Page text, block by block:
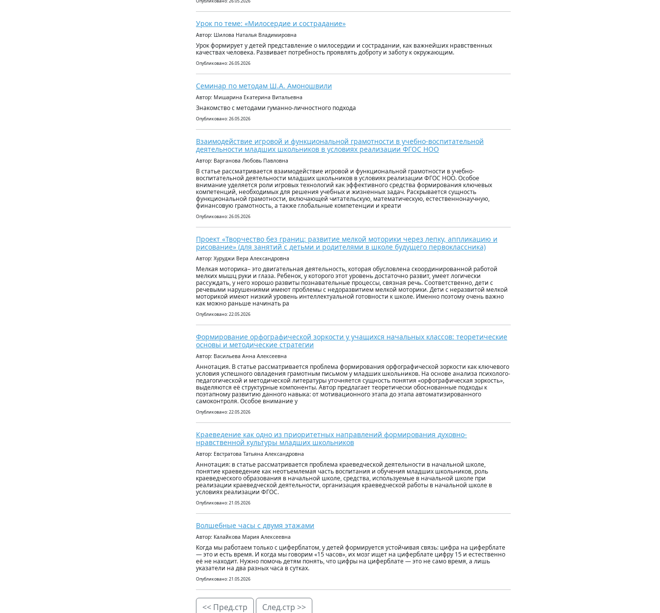
Урок по теме: «Милосердие и сострадание»
Автор: Шилова Наталья Владимировна
Урок формирует у детей представление о милосердии и сострадании, как важнейших нравственных
качествах человека. Развивает потребность проявлять доброту и заботу к окружающим.
Опубликовано: 26.05.2026
Cеминар по методам Ш.А. Амоношвили
Автор: Мишарина Екатерина Витальевна
Знакомство с методами гуманно-личностного подхода
Опубликовано: 26.05.2026
Взаимодействие игровой и функциональной грамотности в учебно-воспитательной
деятельности младших школьников в условиях реализации ФГОС НОО
Автор: Варганова Любовь Павловна
В статье рассматривается взаимодействие игровой и функциональной грамотности в учебно-
воспитательной деятельности младших школьников в условиях реализации ФГОС НОО. Особое
внимание уделяется роли игровых технологий как эффективного средства формирования ключевых
компетенций, необходимых для решения учебных и жизненных задач. Раскрывается сущность
функциональной грамотности, включающей читательскую, математическую, естественнонаучную,
финансовую грамотность, а также глобальные компетенции и креати
Опубликовано: 26.05.2026
Проект «Творчество без границ: развитие мелкой моторики через лепку, аппликацию и
рисование» (для занятий с детьми и родителями в школе будущего первоклассника)
Автор: Хуруджи Вера Александровна
Мелкая моторика– это двигательная деятельность, которая обусловлена скоординированной работой
мелких мышц руки и глаза. Ребенок, у которого этот уровень достаточно развит, умеет логически
рассуждать, у него хорошо развиты познавательные процессы, связная речь. Соответственно, дети с
речевыми нарушениями имеют проблемы с недоразвитием мелкой моторики. Дети с неразвитой мелкой
моторикой имеют низкий уровень интеллектуальной готовности к школе. Именно поэтому очень важно
как можно раньше начинать ра
Опубликовано: 22.05.2026
Формирование орфографической зоркости у учащихся начальных классов: теоретические
основы и методические стратегии
Автор: Васильева Анна Алексеевна
Аннотация. В статье рассматривается проблема формирования орфографической зоркости как ключевого
условия успешного овладения грамотным письмом у младших школьников. На основе анализа психолого-
педагогической и методической литературы уточняется сущность понятия «орфографическая зоркость»,
выделяются её структурные компоненты. Автор предлагает теоретически обоснованные подходы к
поэтапному развитию данного навыка: от мотивационного этапа до этапа автоматизированного
самоконтроля. Особое внимание у
Опубликовано: 22.05.2026
Краеведение как одно из приоритетных направлений формирования духовно-
нравственной культуры младших школьников
Автор: Евстратова Татьяна Александровна
Аннотация: в статье рассматривается проблема краеведческой деятельности в начальной школе,
понятие краеведение как неотъемлемая часть воспитания и обучения младших школьников, роль
краеведческого образования в начальной школе, средства, используемые в начальной школе при
реализации краеведческой деятельности, организация краеведческой работы в начальной школе в
условиях реализации ФГОС.
Опубликовано: 21.05.2026
Волшебные часы с двумя этажами
Автор: Калайкова Мария Алексеевна
Когда мы работаем только с циферблатом, у детей формируется устойчивая связь: цифра на циферблате
— это и есть время. И когда мы говорим «15 часов», их мозг ищет на циферблате цифру 15 и естественно
её не находит. Нужно помочь детям понять, что цифры на циферблате — это не само время, а лишь
указатели на два разных часа в сутках.
Опубликовано: 21.05.2026
<< Пред.стр След.стр >>